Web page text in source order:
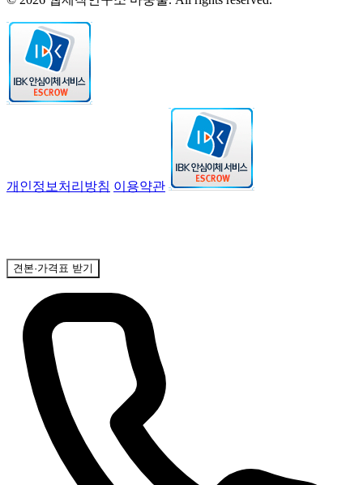
개인정보처리방침 이용약관
견본·가격표 받기